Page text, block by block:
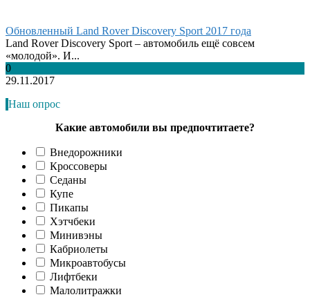
Обновленный Land Rover Discovery Sport 2017 года
Land Rover Discovery Sport – автомобиль ещё совсем
«молодой». И...
0
29.11.2017
Наш опрос
Какие автомобили вы предпочтитаете?
Внедорожники
Кроссоверы
Седаны
Купе
Пикапы
Хэтчбеки
Минивэны
Кабриолеты
Микроавтобусы
Лифтбеки
Малолитражки